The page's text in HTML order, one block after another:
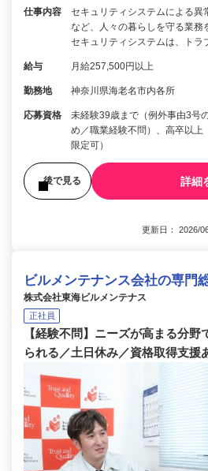
仕事内容
セキュリティシステムによる異
など、人々の暮らしを守る業
セキュリティシステムは、ト
給与 月給257,500円以上
勤務地 神奈川県海老名市内各所
応募資格
未経験39歳まで（例外事由3号
め／職業経験不問）、高卒以
限定可）
後で見る 詳細
更新日： 2026/
ビルメンテナンス会社の専門
株式会社東海ビルメンテナス
正社員
【経験不問】ニーズが高まる分
られる／土日休み／資格取得支援